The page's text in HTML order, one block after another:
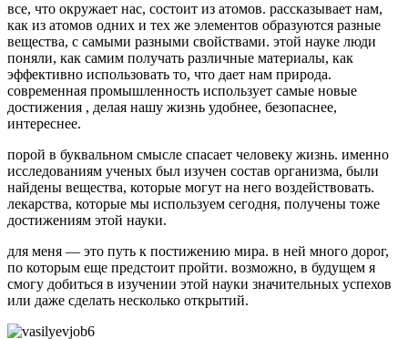
все, что окружает нас, состоит из атомов. рассказывает нам,
как из атомов одних и тех же элементов образуются разные
вещества, с самыми разными свойствами. этой науке люди
поняли, как самим получать различные материалы, как
эффективно использовать то, что дает нам природа.
современная промышленность использует самые новые
достижения , делая нашу жизнь удобнее, безопаснее,
интереснее.
порой в буквальном смысле спасает человеку жизнь. именно
исследованиям ученых был изучен состав организма, были
найдены вещества, которые могут на него воздействовать.
лекарства, которые мы используем сегодня, получены тоже
достижениям этой науки.
для меня — это путь к постижению мира. в ней много дорог,
по которым еще предстоит пройти. возможно, в будущем я
смогу добиться в изучении этой науки значительных успехов
или даже сделать несколько открытий.